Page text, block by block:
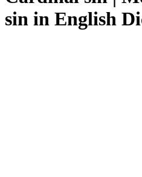
sin in English